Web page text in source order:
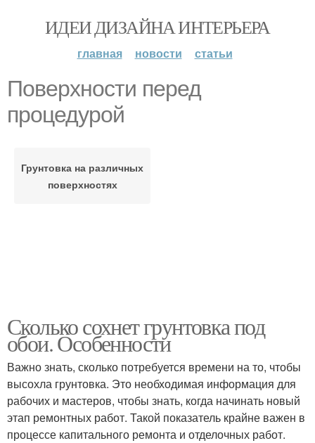
ИДЕИ ДИЗАЙНА ИНТЕРЬЕРА
главная новости статьи
Поверхности перед
процедурой
Грунтовка на различных
поверхностях
Сколько сохнет грунтовка под
обои. Особенности
Важно знать, сколько потребуется времени на то, чтобы
высохла грунтовка. Это необходимая информация для
рабочих и мастеров, чтобы знать, когда начинать новый
этап ремонтных работ. Такой показатель крайне важен в
процессе капитального ремонта и отделочных работ.